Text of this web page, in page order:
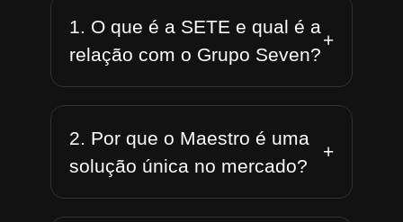
1. O que é a SETE e qual é a
relação com o Grupo Seven?
+
2. Por que o Maestro é uma
solução única no mercado?
+